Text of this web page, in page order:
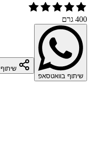
400 גרם
שיתוף בוואטסאפ
שיתוף